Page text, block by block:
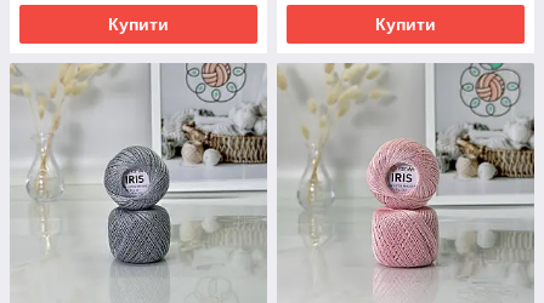
Купити Купити